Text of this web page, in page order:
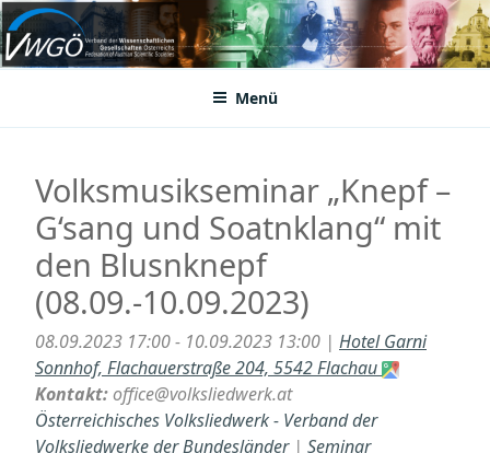
Zum
Inhalt
springenVWGÖ
Federation of Austrian Scientific Societies
Menü
Volksmusikseminar „Knepf –
G‘sang und Soatnklang“ mit
den Blusnknepf
(08.09.-10.09.2023)
08.09.2023 17:00 - 10.09.2023 13:00 | Hotel Garni
Sonnhof, Flachauerstraße 204, 5542 Flachau
Kontakt:office@volksliedwerk.at
Österreichisches Volksliedwerk - Verband der
Volksliedwerke der Bundesländer| Seminar